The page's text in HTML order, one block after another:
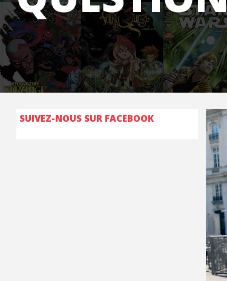
SUIVEZ-NOUS SUR FACEBOOK